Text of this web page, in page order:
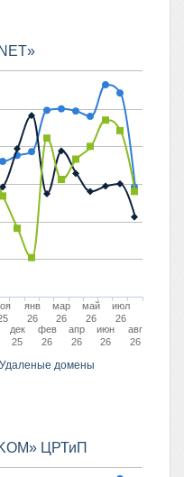
Удаленые домены
дек
25
янв
26
фев
26
мар
26
апр
26
май
26
июн
26
июл
26
авг
26
ЦРТиП